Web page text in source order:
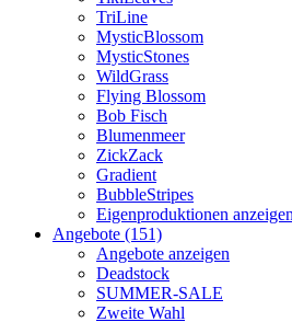
TriLine
MysticBlossom
MysticStones
WildGrass
Flying Blossom
Bob Fisch
Blumenmeer
ZickZack
Gradient
BubbleStripes
Eigenproduktionen anzeigen
Angebote (151)
Angebote anzeigen
Deadstock
SUMMER-SALE
Zweite Wahl